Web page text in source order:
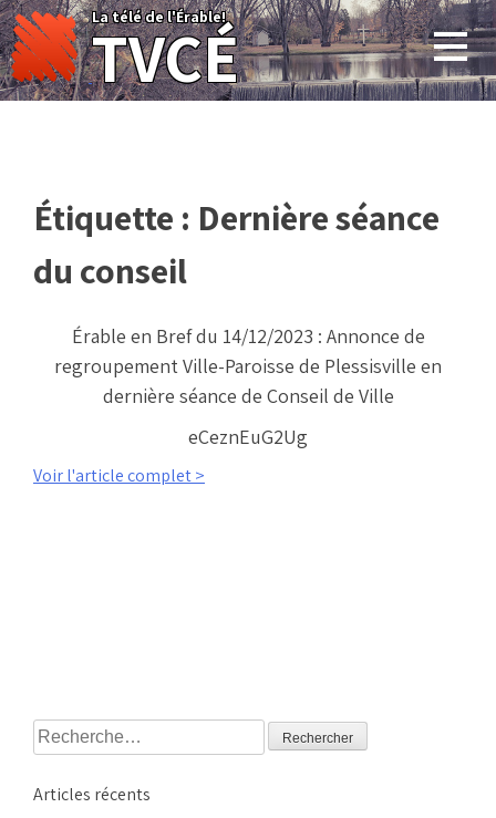
Skip
to
content
La télé de l'Érable!
TVCÉ
Étiquette : Dernière séance
du conseil
Érable en Bref du 14/12/2023 : Annonce de
regroupement Ville-Paroisse de Plessisville en
dernière séance de Conseil de Ville
eCeznEuG2Ug
Voir l'article complet >
Rechercher :
Articles récents